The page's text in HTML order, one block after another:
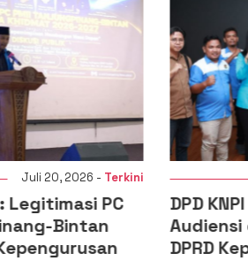
Juli 16, 2026 -Terkini
Kepulauan Riau
dengan Pimpinan
Kepri, Perkuat Sinergi